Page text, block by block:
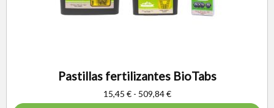
Pastillas fertilizantes BioTabs
15,45 € - 509,84€